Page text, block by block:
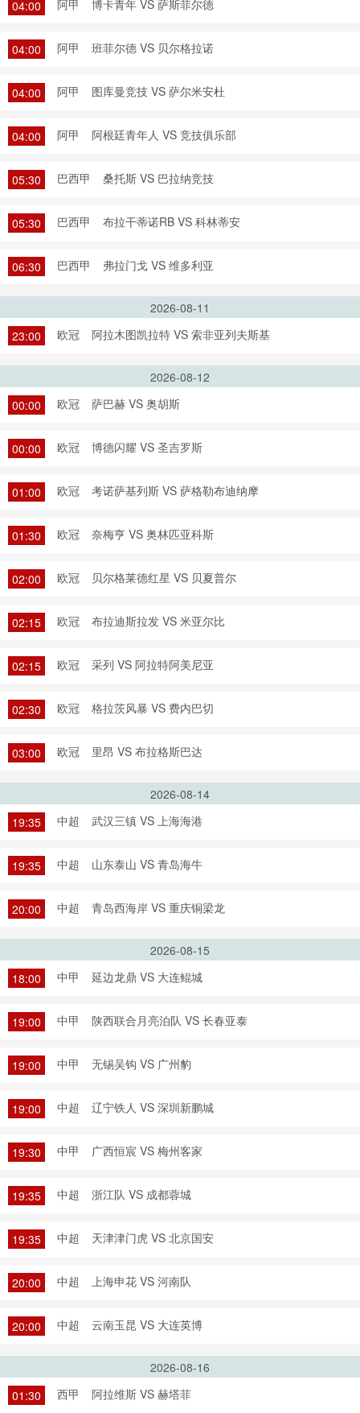
04:00 阿甲 博卡青年 VS 萨斯菲尔德
04:00 阿甲 班菲尔德 VS 贝尔格拉诺
04:00 阿甲 图库曼竞技 VS 萨尔米安杜
04:00 阿甲 阿根廷青年人 VS 竞技俱乐部
05:30 巴西甲 桑托斯 VS 巴拉纳竞技
05:30 巴西甲 布拉干蒂诺RB VS 科林蒂安
06:30 巴西甲 弗拉门戈 VS 维多利亚
2026-08-11
23:00
欧冠 阿拉木图凯拉特 VS 索非亚列夫斯基
2026-08-12
00:00
欧冠 萨巴赫 VS 奥胡斯
00:00 欧冠 博德闪耀 VS 圣吉罗斯
01:00 欧冠 考诺萨基列斯 VS 萨格勒布迪纳摩
01:30 欧冠 奈梅亨 VS 奥林匹亚科斯
02:00 欧冠 贝尔格莱德红星 VS 贝夏普尔
02:15 欧冠 布拉迪斯拉发 VS 米亚尔比
02:15 欧冠 采列 VS 阿拉特阿美尼亚
02:30 欧冠 格拉茨风暴 VS 费内巴切
03:00 欧冠 里昂 VS 布拉格斯巴达
2026-08-14
19:35
中超 武汉三镇 VS 上海海港
19:35 中超 山东泰山 VS 青岛海牛
20:00 中超 青岛西海岸 VS 重庆铜梁龙
2026-08-15
18:00
中甲 延边龙鼎 VS 大连鲲城
19:00 中甲 陕西联合月亮泊队 VS 长春亚泰
19:00 中甲 无锡吴钩 VS 广州豹
19:00 中超 辽宁铁人 VS 深圳新鹏城
19:30 中甲 广西恒宸 VS 梅州客家
19:35 中超 浙江队 VS 成都蓉城
19:35 中超 天津津门虎 VS 北京国安
20:00 中超 上海申花 VS 河南队
20:00 中超 云南玉昆 VS 大连英博
2026-08-16
01:30
西甲 阿拉维斯 VS 赫塔菲